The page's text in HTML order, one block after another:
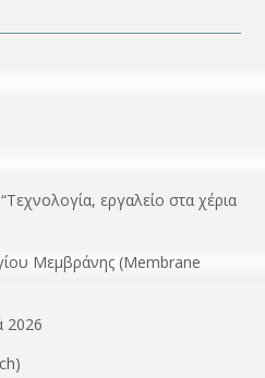
εργαλείο στα χέρια
Μεμβράνης (Membrane
2026